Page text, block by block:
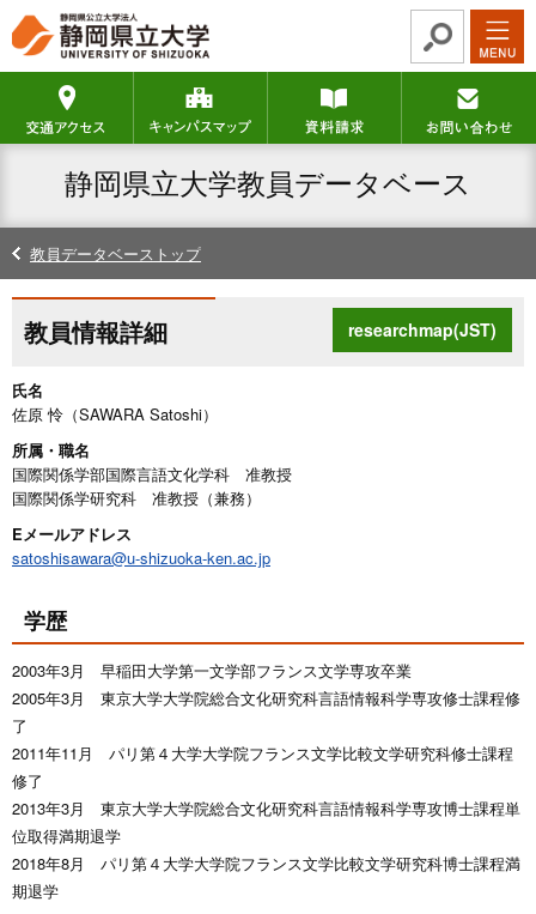
ロ
ー
ナ
ー
シ
文
へ
ー
カ
ビ
シ
ョ
ッ
タ
交通アクセス キャンパスマップ 資料請求
静岡県立大学教員データベース
教員データベーストップ
researchmap(JST)
教員情報詳細
氏名
佐原 怜（SAWARA Satoshi）
所属・職名
国際関係学部国際言語文化学科 准教授
国際関係学研究科 准教授（兼務）
Eメールアドレス
satoshisawara@u-shizuoka-ken.ac.jp
学歴
2003年3月 早稲田大学第一文学部フランス文学専攻卒業
2005年3月 東京大学大学院総合文化研究科言語情報科学専攻修士課程修
了
2011年11月 パリ第４大学大学院フランス文学比較文学研究科修士課程
修了
2013年3月 東京大学大学院総合文化研究科言語情報科学専攻博士課程単
位取得満期退学
2018年8月 パリ第４大学大学院フランス文学比較文学研究科博士課程満
期退学